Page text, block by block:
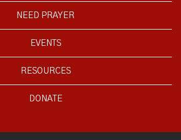
NEED PRAYER
EVENTS
RESOURCES
DONATE